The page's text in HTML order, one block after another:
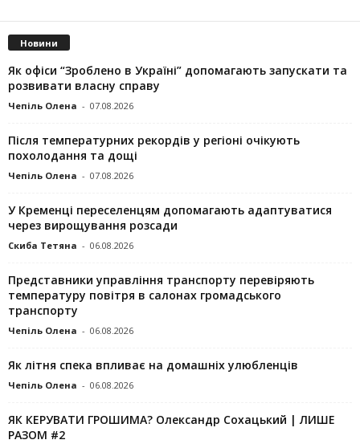
Новини
Як офіси “Зроблено в Україні” допомагають запускaти та
розвивати власну справу
Чепіль Олена - 07.08.2026
Після температурних рекордів у регіоні очікують
похолодання та дощі
Чепіль Олена - 07.08.2026
У Кременці переселенцям допомагають адаптуватися
через вирощування розсади
Скиба Тетяна - 06.08.2026
Представники управління транспорту перевіряють
температуру повітря в салонах громадського
транспорту
Чепіль Олена - 06.08.2026
Як літня спека впливає на домашніх улюбленців
Чепіль Олена - 06.08.2026
ЯК КЕРУВАТИ ГРОШИМА? Олександр Сохацький | ЛИШЕ
РАЗОМ #2